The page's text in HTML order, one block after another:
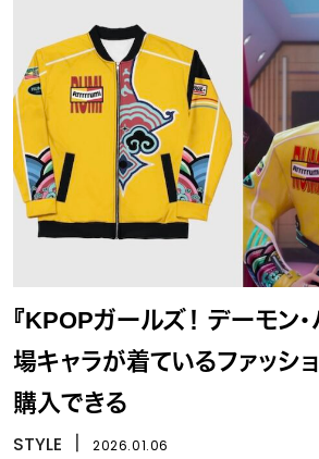
『KPOPガールズ！ デーモン
場キャラが着ているファッシ
購入できる
STYLE 2026.01.06